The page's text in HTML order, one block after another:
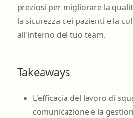
preziosi per migliorare la
la sicurezza dei pazienti e la
all'interno del tuo team.
Takeaways
L'efficacia del lavoro di
comunicazione e la